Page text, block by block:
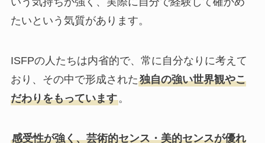
たいという気質があります。
ISFPの人たちは内省的で、常に自分なりに考えて
おり、その中で形成された独自の強い世界観やこ
だわりをもっています。
感受性が強く、芸術的センス・美的センスが優れ